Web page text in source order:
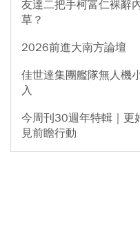
友達二把手柯富仁裸辭
草？
2026前進大南方論壇
佳世達集團艦隊無人機
入
今周刊30週年特輯｜更
見前瞻行動